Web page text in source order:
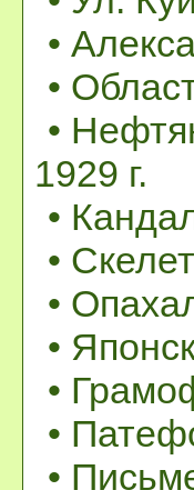
•
•
•
1929 г.
•
•
•
•
•
•
•